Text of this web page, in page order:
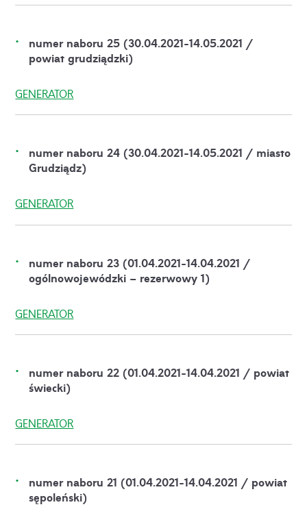
numer naboru 25 (30.04.2021-14.05.2021 /
powiat grudziądzki)
GENERATOR
numer naboru 24 (30.04.2021-14.05.2021 / miasto
Grudziądz)
GENERATOR
numer naboru 23 (01.04.2021-14.04.2021 /
ogólnowojewódzki – rezerwowy 1)
GENERATOR
numer naboru 22 (01.04.2021-14.04.2021 / powiat
świecki)
GENERATOR
numer naboru 21 (01.04.2021-14.04.2021 / powiat
sępoleński)